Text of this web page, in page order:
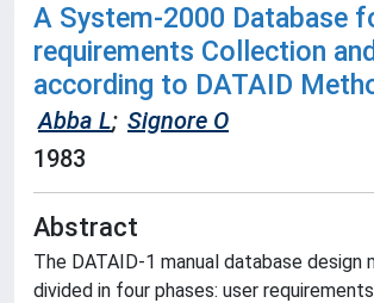
A System-2000 Database
requirements Collection
according to DATAID
Abba L; Signore O
1983
Abstract
The DATAID-1 manual database design
divided in four phases: user